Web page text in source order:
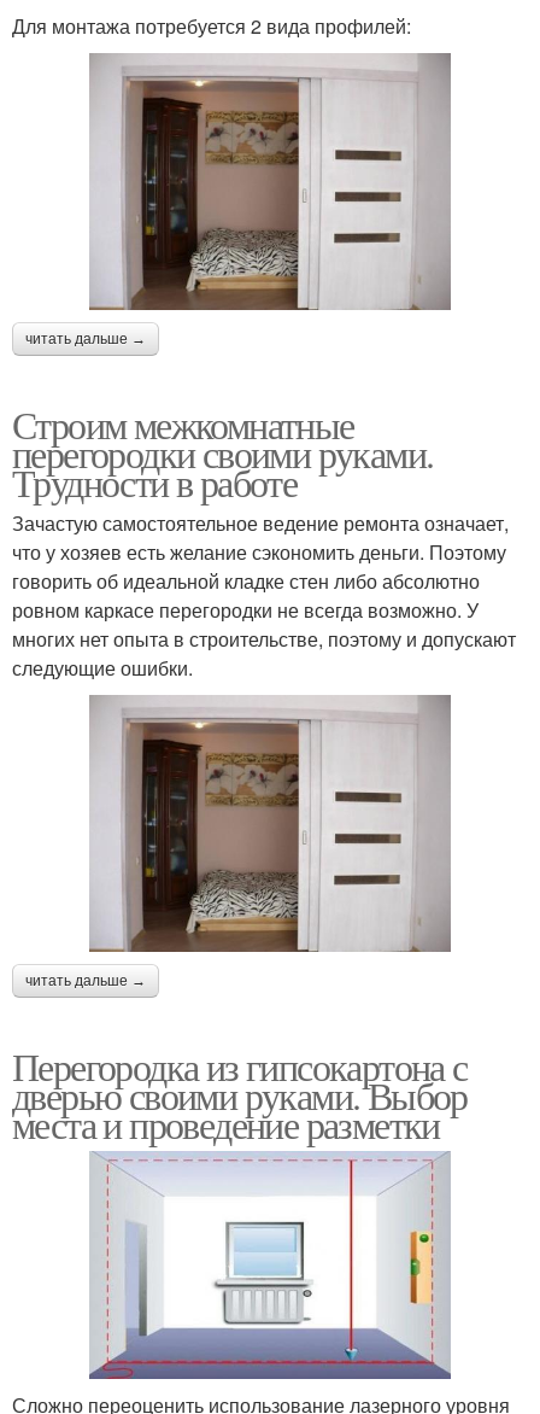
Для монтажа потребуется 2 вида профилей:
читать дальше →
Строим межкомнатные
перегородки своими руками.
Трудности в работе
Зачастую самостоятельное ведение ремонта означает,
что у хозяев есть желание сэкономить деньги. Поэтому
говорить об идеальной кладке стен либо абсолютно
ровном каркасе перегородки не всегда возможно. У
многих нет опыта в строительстве, поэтому и допускают
следующие ошибки.
читать дальше →
Перегородка из гипсокартона с
дверью своими руками. Выбор
места и проведение разметки
Сложно переоценить использование лазерного уровня